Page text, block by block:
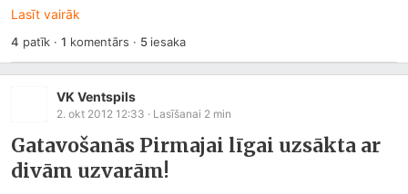
Lasīt vairāk
4 patīk ·1 komentārs · 5iesaka
VK Ventspils
2. okt 2012 12:33 · Lasīšanai 2 min
Gatavošanās Pirmajai līgai uzsākta ar
divām uzvarām!